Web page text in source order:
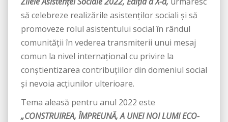
să celebreze realizările asistenților sociali și să
promoveze rolul asistentului social în rândul
comunității în vederea transmiterii unui mesaj
comun la nivel internațional cu privire la
conștientizarea contribuțiilor din domeniul social
și nevoia acțiunilor ulterioare.
Tema aleasă pentru anul 2022 este
„CONSTRUIREA, ÎMPREUNĂ, A UNEI NOI LUMI ECO-